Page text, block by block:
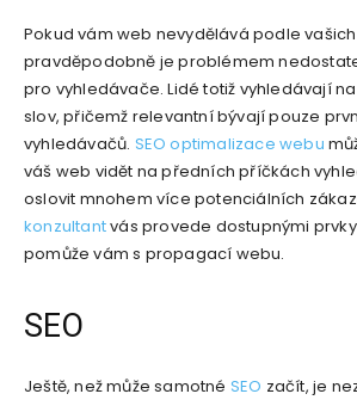
Pokud vám web nevydělává podle
pravděpodobně je problémem
pro vyhledávače. Lidé totiž vyhledávají
slov, přičemž relevantní bývají pouze
vyhledávačů. SEO optimalizace webu
váš web vidět na předních příčkách
oslovit mnohem více potenciálních
konzultantvás provede dostupnými
pomůže vám s propagací webu.
SEO
Ještě, než může samotné SEO začít, je